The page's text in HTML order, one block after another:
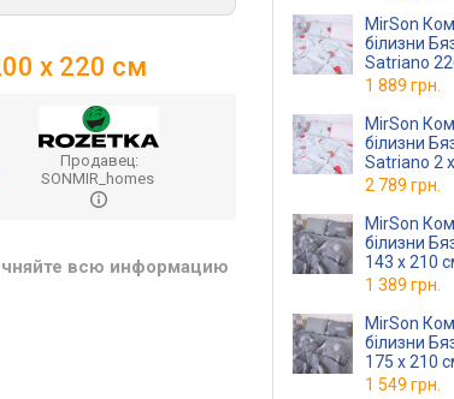
x 220 см
Продавец:
SONMIR_homes
всю информацию
MirSon
білизни Бязь 17-4794 Ascoli-
Satriano
1 889 грн.
MirSon
білизни Бязь 17-4794 Ascoli-
Satriano 2
2 789 грн.
MirSon
білизни Бязь 17-4819 Steven
143 x 210
1 389 грн.
MirSon
білизни Бязь 17-4819 Steven
175 x 210
1 549 грн.